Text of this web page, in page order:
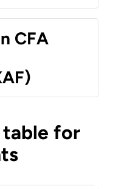
CFA
table for